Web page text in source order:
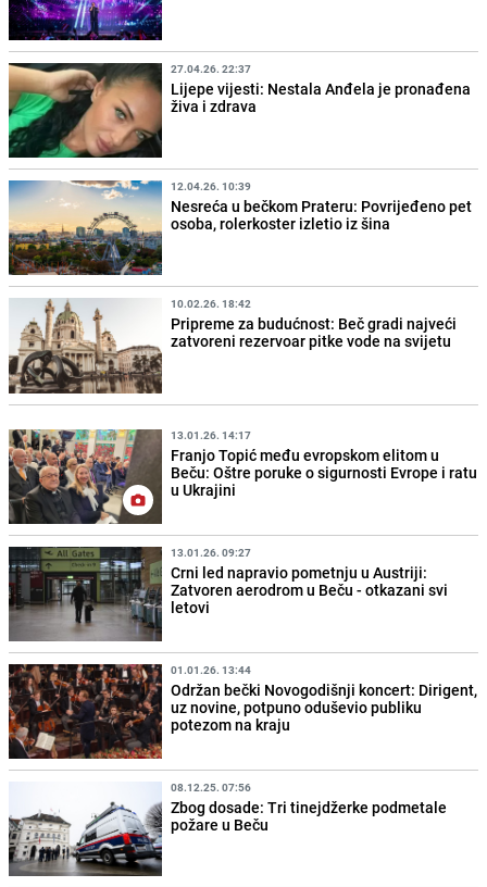
27.04.26. 22:37
Lijepe vijesti: Nestala Anđela je pronađena
živa i zdrava
12.04.26. 10:39
Nesreća u bečkom Prateru: Povrijeđeno pet
osoba, rolerkoster izletio iz šina
10.02.26. 18:42
Pripreme za budućnost: Beč gradi najveći
zatvoreni rezervoar pitke vode na svijetu
13.01.26. 14:17
Franjo Topić među evropskom elitom u
Beču: Oštre poruke o sigurnosti Evrope i ratu
u Ukrajini
13.01.26. 09:27
Crni led napravio pometnju u Austriji:
Zatvoren aerodrom u Beču - otkazani svi
letovi
01.01.26. 13:44
Održan bečki Novogodišnji koncert: Dirigent,
uz novine, potpuno oduševio publiku
potezom na kraju
08.12.25. 07:56
Zbog dosade: Tri tinejdžerke podmetale
požare u Beču